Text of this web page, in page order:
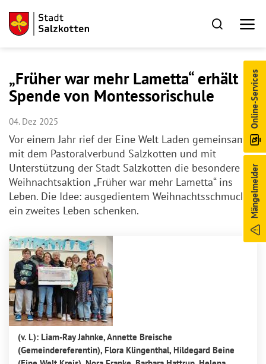
Mängelmelder
Online-Services
„Früher war mehr Lametta“ erhält
Spende von Montessorischule
04. Dez 2025
Vor einem Jahr rief der Eine Welt Laden gemeinsam
mit dem Pastoralverbund Salzkotten und mit
Unterstützung der Stadt Salzkotten die besondere
Weihnachtsaktion „Früher war mehr Lametta“ ins
Leben. Die Idee: ausgedientem Weihnachtsschmuck
ein zweites Leben schenken.
(v. l.): Liam-Ray Jahnke, Annette Breische
(Gemeindereferentin), Flora Klingenthal, Hildegard Beine